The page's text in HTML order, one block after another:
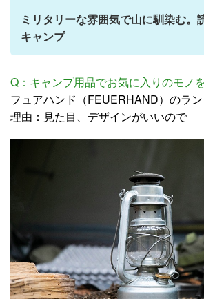
ミリタリーな雰囲気で山に馴染む。
キャンプ
Q：キャンプ用品でお気に入りのモノ
フュアハンド（FEUERHAND）のラ
理由：見た目、デザインがいいので